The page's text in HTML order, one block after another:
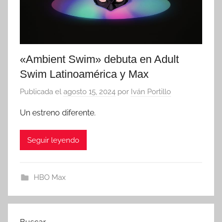
«Ambient Swim» debuta en Adult
Swim Latinoamérica y Max
Publicada el agosto 15, 2024 por Iván Portillo
Un estreno diferente.
Seguir leyendo
HBO Max